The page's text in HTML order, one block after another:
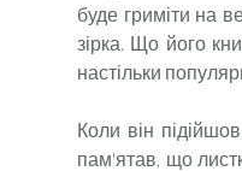
буде гриміти на
зірка. Що його
настільки
Коли він
пам'ятав, що